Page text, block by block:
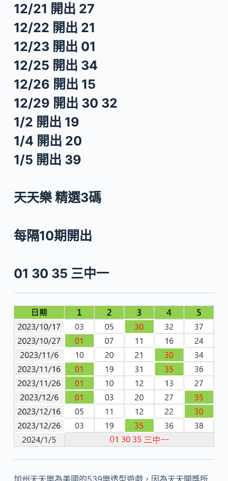
12/21 開出 27
12/22 開出 21
12/23 開出 01
12/25 開出 34
12/26 開出 15
12/29 開出 30 32
1/2 開出 19
1/4 開出 20
1/5 開出 39
天天樂 精選3碼
每隔10期開出
01 30 35 三中一